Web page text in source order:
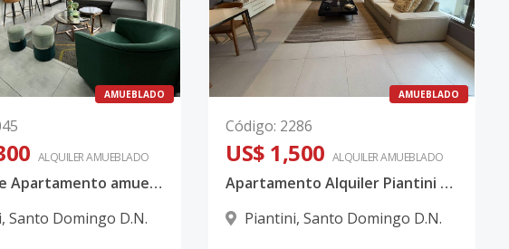
AMUEBLADO
ALQUILERAMUEBLADO
Alquiler de Apartamento amueblado de 1 habitación - Piantini
, Santo Domingo D.N.
AMUEBLADO
Código: 2286
US$ 1,500 ALQUILERAMUEBLADO
Apartamento Alquiler Piantini Amueblado.
Piantini, Santo Domingo D.N.